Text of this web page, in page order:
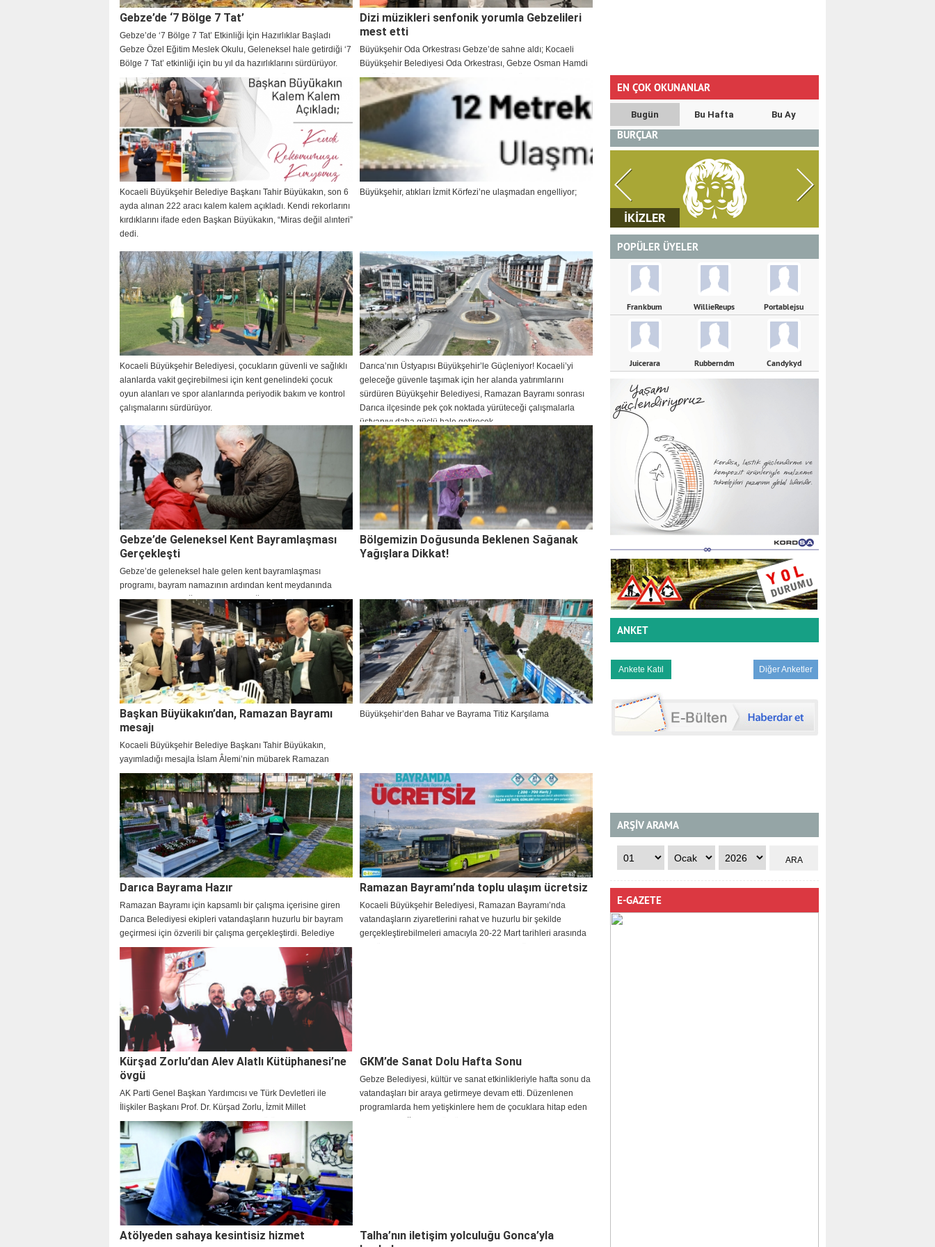
Gebze’de ‘7 Bölge 7 Tat’
Gebze’de ‘7 Bölge 7 Tat’ Etkinliği İçin Hazırlıklar Başladı
Gebze Özel Eğitim Meslek Okulu, Geleneksel hale getirdiği ‘7
Bölge 7 Tat’ etkinliği için bu yıl da hazırlıklarını sürdürüyor.
Etkinlik öncesinde okul yetkilisiyle kısa bir röportaj
gerçekleştirdik.
Dizi müzikleri senfonik yorumla Gebzelileri
mest etti
Büyükşehir Oda Orkestrası Gebze’de sahne aldı; Kocaeli
Büyükşehir Belediyesi Oda Orkestrası, Gebze Osman Hamdi
Bey Kültür Merkezi’nde Toygar Işıklı dizi müziklerini
sahneledi. Şef Engin Şen yönetimindeki konser, senfonik
yorumlarıyla Gebzelileri mest etti.
Kocaeli Büyükşehir Belediye Başkanı Tahir Büyükakın, son 6
ayda alınan 222 aracı kalem kalem açıkladı. Kendi rekorlarını
kırdıklarını ifade eden Başkan Büyükakın, “Miras değil alınteri”
dedi.
Büyükşehir, atıkları İzmit Körfezi’ne ulaşmadan engelliyor;
Kocaeli Büyükşehir Belediyesi, çocukların güvenli ve sağlıklı
alanlarda vakit geçirebilmesi için kent genelindeki çocuk
oyun alanları ve spor alanlarında periyodik bakım ve kontrol
çalışmalarını sürdürüyor.
Darıca’nın Üstyapısı Büyükşehir’le Güçleniyor! Kocaeli’yi
geleceğe güvenle taşımak için her alanda yatırımlarını
sürdüren Büyükşehir Belediyesi, Ramazan Bayramı sonrası
Darıca ilçesinde pek çok noktada yürüteceği çalışmalarla
üstyapıyı daha güçlü hale getirecek.
Gebze’de Geleneksel Kent Bayramlaşması
Gerçekleşti
Gebze’de geleneksel hale gelen kent bayramlaşması
programı, bayram namazının ardından kent meydanında
gerçekleştirildi. Yoğun katılımın olduğu programda Gebzeliler
bayram sevincini birlikte yaşadı.
Bölgemizin Doğusunda Beklenen Sağanak
Yağışlara Dikkat!
Başkan Büyükakın’dan, Ramazan Bayramı
mesajı
Kocaeli Büyükşehir Belediye Başkanı Tahir Büyükakın,
yayımladığı mesajla İslam Âlemi’nin mübarek Ramazan
Bayramı’nı tebrik etti.
Büyükşehir’den Bahar ve Bayrama Titiz Karşılama
Darıca Bayrama Hazır
Ramazan Bayramı için kapsamlı bir çalışma içerisine giren
Darıca Belediyesi ekipleri vatandaşların huzurlu bir bayram
geçirmesi için özverili bir çalışma gerçekleştirdi. Belediye
Başkanı Muzaffer Bıyık da bayram mesajı yayınlayarak tüm
vatandaşların bayramını kutladı.
Ramazan Bayramı’nda toplu ulaşım ücretsiz
Kocaeli Büyükşehir Belediyesi, Ramazan Bayramı’nda
vatandaşların ziyaretlerini rahat ve huzurlu bir şekilde
gerçekleştirebilmeleri amacıyla 20-22 Mart tarihleri arasında
Kürşad Zorlu’dan Alev Alatlı Kütüphanesi’ne
övgü
AK Parti Genel Başkan Yardımcısı ve Türk Devletleri ile
İlişkiler Başkanı Prof. Dr. Kürşad Zorlu, İzmit Millet
Bahçesi’nde hizmet veren Alev Alatlı Kütüphanesi ve Sanat
Galerisi’ni ziyaret etti. Başkan Tahir Büyükakın’ı tebrik ederek
kütüphanenin şehirdeki kültür ve eğitim yaşamına kattığı
değeri öven Zorlu, ”Bu mekân, Kocaeli’nin kültür ve eğitim
alanında ne kadar ileriye gittiğinin somut göstergesi olmuştur”
dedi.
GKM’de Sanat Dolu Hafta Sonu
Gebze Belediyesi, kültür ve sanat etkinlikleriyle hafta sonu da
vatandaşları bir araya getirmeye devam etti. Düzenlenen
programlarda hem yetişkinlere hem de çocuklara hitap eden
Atölyeden sahaya kesintisiz hizmet
Talha’nın iletişim yolculuğu Gonca’yla
EN ÇOK OKUNANLAR
Bugün Bu Hafta Bu Ay
BURÇLAR
KOÇ İKİZLER
POPÜLER ÜYELER
Frankbum WillieReups Portablejsu
Juicerara Rubberndm Candykyd
ANKET
Diğer Anketler
ARŞİV ARAMA
E-GAZETE